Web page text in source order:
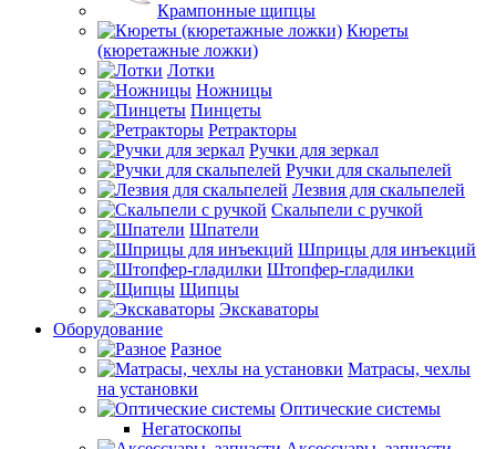
Крампонные щипцы
Кюреты
(кюретажные ложки)
Лотки
Ножницы
Пинцеты
Ретракторы
Ручки для зеркал
Ручки для скальпелей
Лезвия для скальпелей
Скальпели с ручкой
Шпатели
Шприцы для инъекций
Штопфер-гладилки
Щипцы
Экскаваторы
Оборудование
Разное
Матрасы, чехлы
на установки
Оптические системы
Негатоскопы